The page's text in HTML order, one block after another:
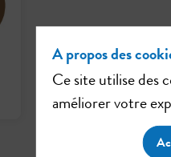
A propos des
Ce site utilise des
améliorer votre